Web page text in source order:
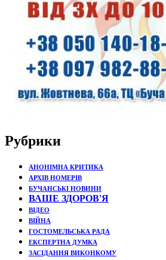
Рубрики
АНОНІМНА КРИТИКА
АРХІВ НОМЕРІВ
БУЧАНСЬКІ НОВИНИ
ВАШЕ ЗДОРОВ'Я
ВІДЕО
ВІЙНА
ГОСТОМЕЛЬСЬКА РАДА
ЕКСПЕРТНА ДУМКА
ЗАСІДАННЯ ВИКОНКОМУ